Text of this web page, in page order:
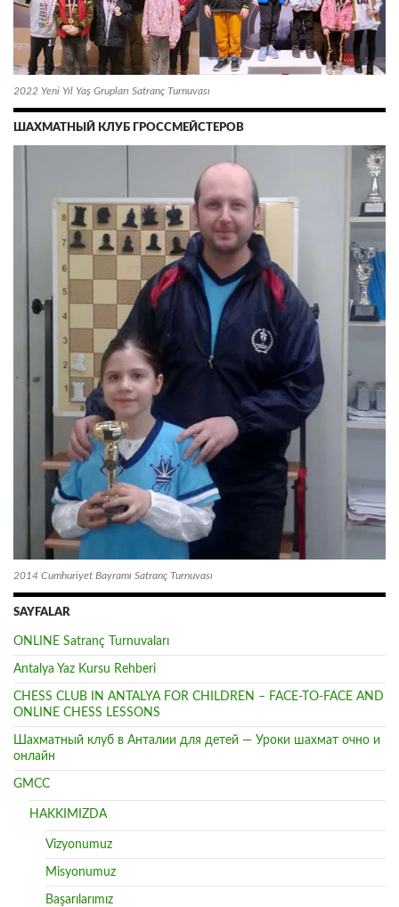
2022 Yeni Yıl Yaş Grupları Satranç Turnuvası
ШАХМАТНЫЙ КЛУБ ГРОССМЕЙСТЕРОВ
2014 Cumhuriyet Bayramı Satranç Turnuvası
SAYFALAR
ONLINE Satranç Turnuvaları
Antalya Yaz Kursu Rehberi
CHESS CLUB IN ANTALYA FOR CHILDREN – FACE-TO-FACE AND
ONLINE CHESS LESSONS
Шахматный клуб в Анталии для детей — Уроки шахмат очно и
онлайн
GMCC
HAKKIMIZDA
Vizyonumuz
Misyonumuz
Başarılarımız